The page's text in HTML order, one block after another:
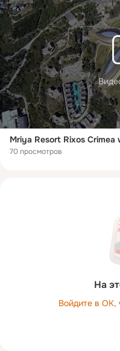
70 просмотров
На
Войдите в ОК,